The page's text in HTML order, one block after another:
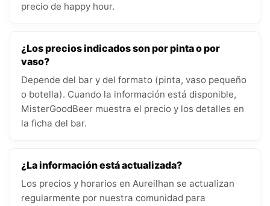
precio de happy hour.
¿Los precios indicados son por pinta o por
vaso?
Depende del bar y del formato (pinta, vaso pequeño
o botella). Cuando la información está disponible,
MisterGoodBeer muestra el precio y los detalles en
la ficha del bar.
¿La información está actualizada?
Los precios y horarios en Aureilhan se actualizan
regularmente por nuestra comunidad para